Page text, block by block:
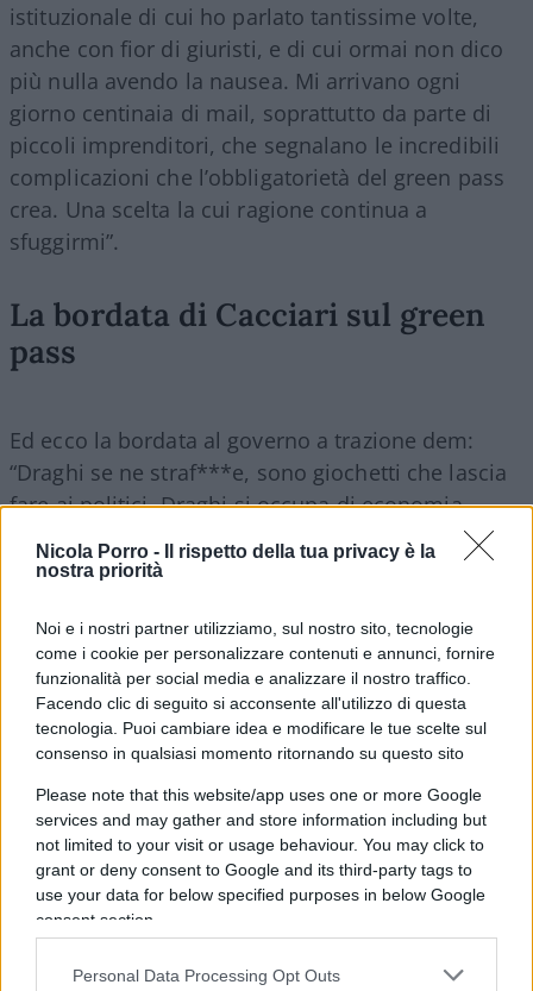
Nicola Porro -
Il rispetto della tua privacy è la
nostra priorità
Noi e i nostri partner utilizziamo, sul nostro sito, tecnologie
come i cookie per personalizzare contenuti e annunci, fornire
funzionalità per social media e analizzare il nostro traffico.
Facendo clic di seguito si acconsente all'utilizzo di questa
tecnologia. Puoi cambiare idea e modificare le tue scelte sul
consenso in qualsiasi momento ritornando su questo sito
Please note that this website/app uses one or more Google
services and may gather and store information including but
not limited to your visit or usage behaviour. You may click to
grant or deny consent to Google and its third-party tags to
use your data for below specified purposes in below Google
consent section.
Personal Data Processing Opt Outs
istituzionale di cui ho parlato tantissime volte,
anche con fior di giuristi, e di cui ormai non dico
più nulla avendo la nausea. Mi arrivano ogni
giorno centinaia di mail, soprattutto da parte di
piccoli imprenditori, che segnalano le incredibili
complicazioni che l’obbligatorietà del green pass
crea. Una scelta la cui ragione continua a
sfuggirmi”.
La bordata di Cacciari sul green
pass
Ed ecco la bordata al governo a trazione dem:
“Draghi se ne straf***e, sono giochetti che lascia
fare ai politici. Draghi si occupa di economia
industriale e finanza. È ovvio che tra i partiti
quello più convinto sul green pass obbligatorio
negli ultimi 30 anni”.
Un partito tanto convinto che il suo leader,
l’evanescenteEnrico Letta , interpellato in quel di
Caserta in merito alla spinosa questione, ha
dichiarato che “non è possibile che una minoranza
che non si vuole vaccinare detti legge.” Ergo,
secondo il capo di un partito che una volta
sosteneva di rappresentare tutti i lavoratori, in
questa allucinante nuova normalità si ribalta la